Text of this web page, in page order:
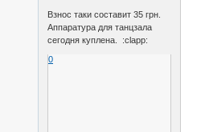
Взнос таки составит 35 грн.
Аппаратура для танцзала
сегодня куплена. :clapp:
0